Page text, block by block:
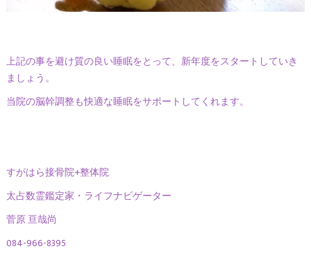
上記の事を避け質の良い睡眠をとって、新年度をスタートしていき
ましょう。
当院の脳幹調整も快適な睡眠をサポートしてくれます。
すがはら接骨院+整体院
太占数霊鑑定家・ライフナビゲーター
菅原 亘哉尚
084-966-8395